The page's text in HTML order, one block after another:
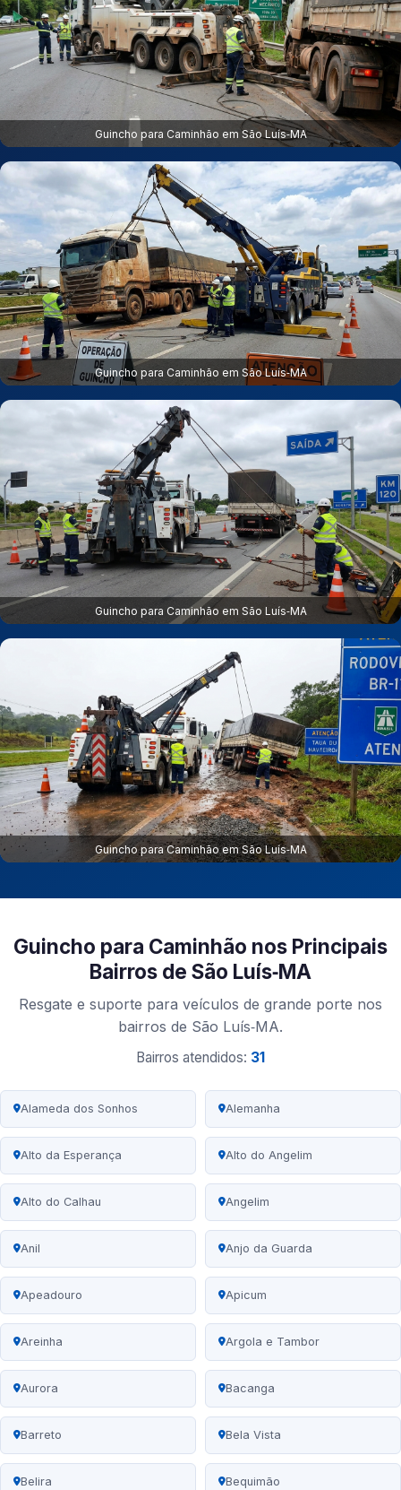
Guincho para Caminhão em São Luís‑MA
Guincho para Caminhão em São Luís‑MA
Guincho para Caminhão em São Luís‑MA
Guincho para Caminhão em São Luís‑MA
Guincho para Caminhão nos Principais
Bairros de São Luís‑MA
Resgate e suporte para veículos de grande porte nos
bairros de São Luís‑MA.
Bairros atendidos: 31
Alameda dos Sonhos Alemanha
Alto da Esperança Alto do Angelim
Alto do Calhau Angelim
Anil Anjo da Guarda
Apeadouro Apicum
Areinha Argola e Tambor
Aurora Bacanga
Barreto Bela Vista
Belira Bequimão